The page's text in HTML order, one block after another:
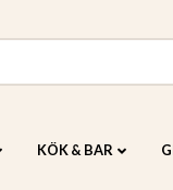
KÖK & BAR